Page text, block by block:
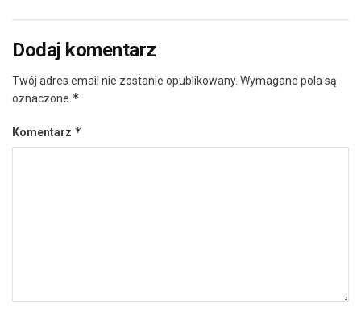
Dodaj komentarz
Twój adres email nie zostanie opublikowany. Wymagane pola są
oznaczone *
Komentarz *